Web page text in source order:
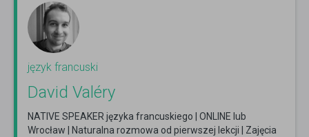
język francuski
David Valéry
NATIVE SPEAKER języka francuskiego | ONLINE lub
Wrocław | Naturalna rozmowa od pierwszej lekcji | Zajęcia